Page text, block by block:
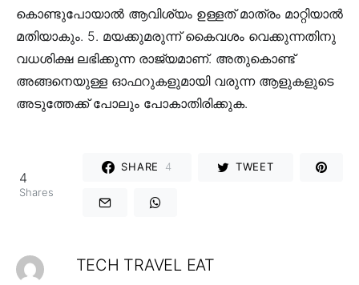
കൊണ്ടുപോയാല്‍ ആവിശ്യം ഉള്ളത് മാത്രം മാറ്റിയാല്‍
മതിയാകും. 5. മയക്കുമരുന്ന് കൈവശം വെക്കുന്നതിനു
വധശിക്ഷ ലഭിക്കുന്ന രാജ്യമാണ്. അതുകൊണ്ട്
അങ്ങനെയുള്ള ഓഫറുകളുമായി വരുന്ന ആളുകളുടെ
അടുത്തേക്ക് പോലും പോകാതിരിക്കുക.
4
Shares
SHARE 4 TWEET
TECH TRAVEL EAT